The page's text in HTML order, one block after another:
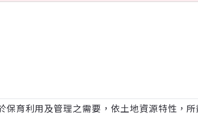
育利用及管理之需要，依土地資源特性，